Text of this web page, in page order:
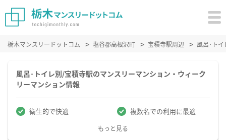
栃木マンスリードットコム 塩谷郡高根沢町 宝積寺駅周辺 風呂･ト
風呂･トイレ別/宝積寺駅のマンスリーマンション・ウィーク
リーマンション情報
衛生的で快適 複数名での利用に最適
もっと見る